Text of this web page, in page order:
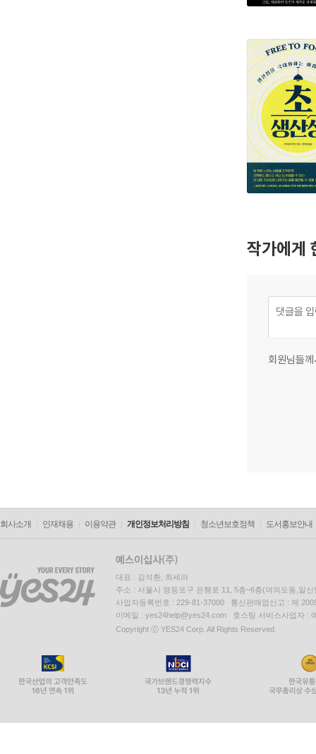
작가에게
회원님들
회사소개 인재채용 이용약관 개인정보처리방침 청소년보호정책 도서홍보안내
대표 : 김석환, 최세라
주소 : 서울시 영등포구 은행로 11, 5층~6층(여의도동,일신
사업자등록번호 : 229-81-37000 통신판매업신고 : 제
이메일 : yes24help@yes24.com 호스팅 서비스사업자 :
Copyright ⓒ YES24 Corp. All Rights Reserved.